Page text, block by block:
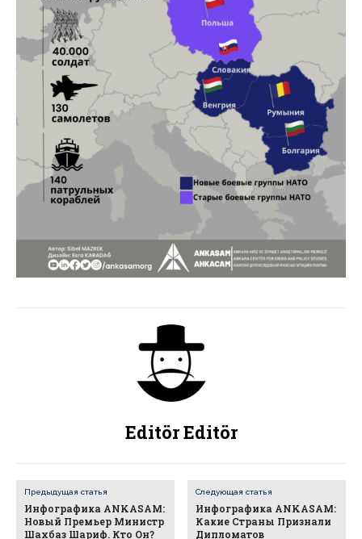
Editör Editör
Предыдущая статья
Инфографика ANKASAM:
Новый Премьер Министр
Шахбаз Шариф. Кто Он?
Следующая статья
Инфографика ANKASAM:
Какие Страны Признали
Дипломатов